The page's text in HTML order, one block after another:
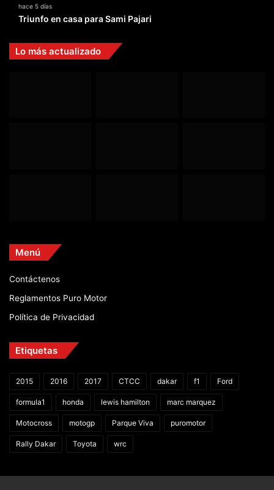
hace 5 días
Triunfo en casa para Sami Pajari
Lo más actualizado
Menú
Contáctenos
Reglamentos Puro Motor
Política de Privacidad
Etiquetas
2015 2016 2017 CTCC dakar f1 Ford
formula1 honda lewis hamilton marc marquez
Motocross motogp Parque Viva puromotor
Rally Dakar Toyota wrc